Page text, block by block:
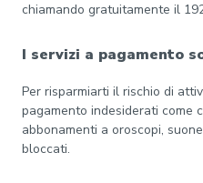
chiamando gratuitamente il
I servizi a pagamento
Per risparmiarti il rischio di
pagamento indesiderati come
abbonamenti a oroscopi,
bloccati.